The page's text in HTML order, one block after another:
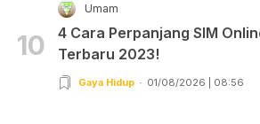
10
Umam
4 Cara Perpanjang SIM
Terbaru 2023!
Gaya Hidup 01/08/2026 | 08:56